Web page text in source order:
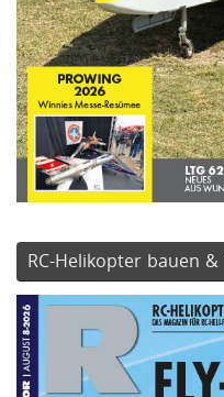
RC-Helikopter bauen &